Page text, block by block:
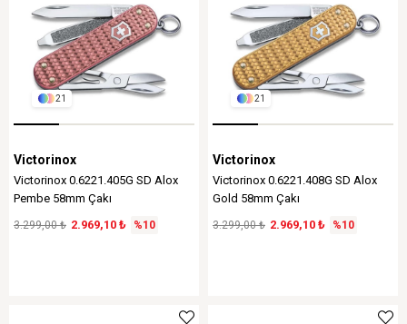
21
Victorinox
Victorinox 0.6221.405G SD Alox
Pembe 58mm Çakı
2.969,10 ₺
3.299,00 ₺ %10
21
Victorinox
Victorinox 0.6221.408G SD Alox
Gold 58mm Çakı
2.969,10 ₺
3.299,00 ₺ %10